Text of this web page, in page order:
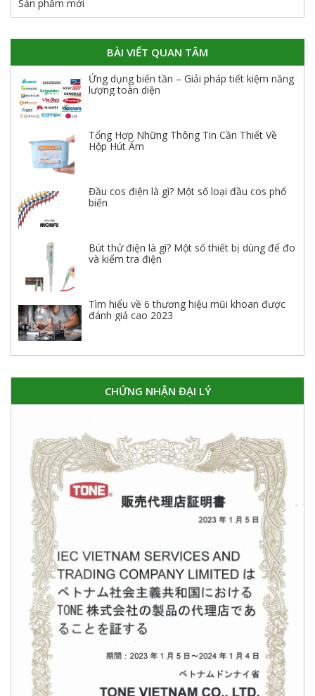
Sản phẩm mới
BÀI VIẾT QUAN TÂM
Ứng dụng biến tần – Giải pháp tiết kiệm năng
lượng toàn diện
Tổng Hợp Những Thông Tin Cần Thiết Về
Hộp Hút Ẩm
Đầu cos điện là gì? Một số loại đầu cos phổ
biến
Bút thử điện là gì? Một số thiết bị dùng để đo
và kiểm tra điện
Tìm hiểu về 6 thương hiệu mũi khoan được
đánh giá cao 2023
CHỨNG NHẬN ĐẠI LÝ